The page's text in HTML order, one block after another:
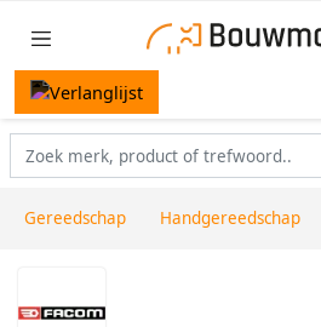
Gereedschap Handgereedschap